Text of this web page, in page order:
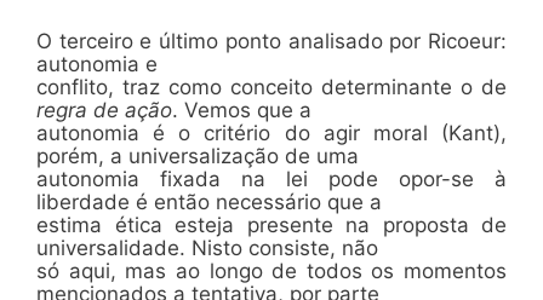
O terceiro e último ponto analisado por Ricoeur:
autonomia e
conflito, traz como conceito determinante o de
regra de ação. Vemos que a
autonomia é o critério do agir moral (Kant),
porém, a universalização de uma
autonomia fixada na lei pode opor-se à
liberdade é então necessário que a
estima ética esteja presente na proposta de
universalidade. Nisto consiste, não
só aqui, mas ao longo de todos os momentos
mencionados a tentativa, por parte